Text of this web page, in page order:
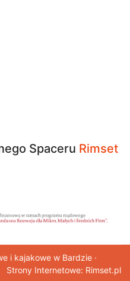
Spaceru Rimset
i kajakowe w Bardzie ·
Strony Internetowe: Rimset.pl